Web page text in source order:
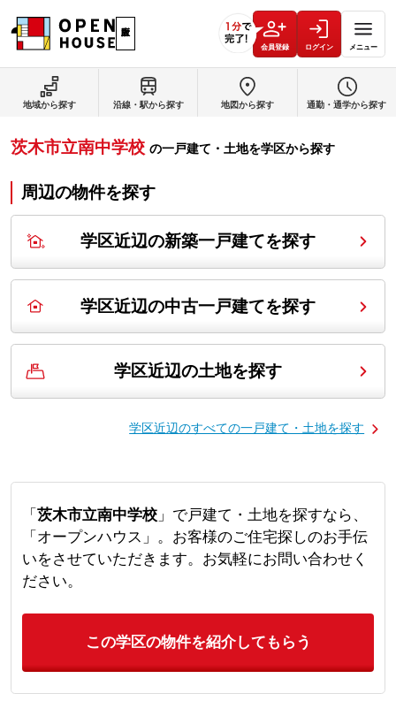
会員登録 ログイン メニュー
地域から探す 沿線・駅から探す 地図から探す 通勤・通学から探す
茨木市立南中学校 の一戸建て・土地を学区から探す
周辺の物件を探す
学区近辺の新築一戸建てを探す
学区近辺の中古一戸建てを探す
学区近辺の土地を探す
学区近辺のすべての一戸建て・土地を探す
「 茨木市立南中学校」で戸建て・土地を探すなら、
「オープンハウス」。お客様のご住宅探しのお手伝
いをさせていただきます。お気軽にお問い合わせく
ださい。
この学区の物件を紹介してもらう